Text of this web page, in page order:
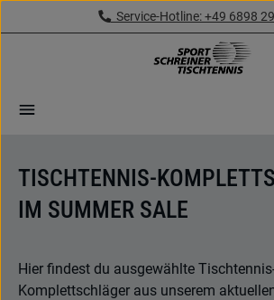
Zum Hauptinhalt springenService-Hotline: +49 6898
TISCHTENNIS-
IM SUMMER SALE
Hier findest du ausgewählte
Komplettschläger aus unserem